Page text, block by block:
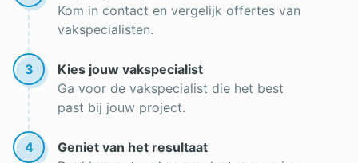
Rolluiken vergelijken
Rolluikband vervangen
Rolluiken op maat
Houten rolluiken
Opbouwrolluik
Kom in contact en vergelijk offertes van
vakspecialisten.
3
Kies jouw vakspecialist
Ga voor de vakspecialist die het best
past bij jouw project.
4
Geniet van het resultaat